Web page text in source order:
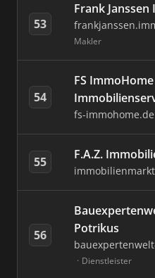
53
Frank
Makler
54
FS
fs-immohome.de
55 F.A.Z.
56
Potrikus
Dienstleister